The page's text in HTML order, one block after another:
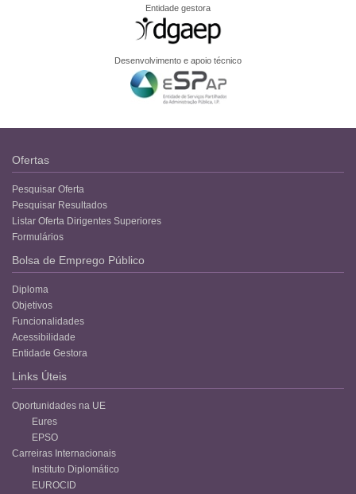
Entidade gestora
Desenvolvimento e apoio técnico
Ofertas
Pesquisar Oferta
Pesquisar Resultados
Listar Oferta Dirigentes Superiores
Formulários
Bolsa de Emprego Público
Diploma
Objetivos
Funcionalidades
Acessibilidade
Entidade Gestora
Links Úteis
Oportunidades na UE
Eures
EPSO
Carreiras Internacionais
Instituto Diplomático
EUROCID